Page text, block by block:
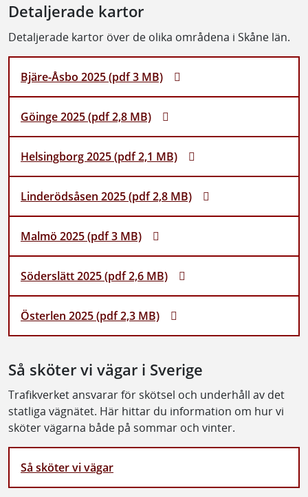
Detaljerade kartor
Detaljerade kartor över de olika områdena i Skåne län.
Bjäre-Åsbo 2025 (pdf 3 MB)
Göinge 2025 (pdf 2,8 MB)
Helsingborg 2025 (pdf 2,1 MB)
Linderödsåsen 2025 (pdf 2,8 MB)
Malmö 2025 (pdf 3 MB)
Söderslätt 2025 (pdf 2,6 MB)
Österlen 2025 (pdf 2,3 MB)
Så sköter vi vägar i Sverige
Trafikverket ansvarar för skötsel och underhåll av det
statliga vägnätet. Här hittar du information om hur vi
sköter vägarna både på sommar och vinter.
Så sköter vi vägar